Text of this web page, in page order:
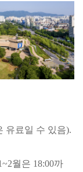
유료일 수 있음).
월은 18:00까